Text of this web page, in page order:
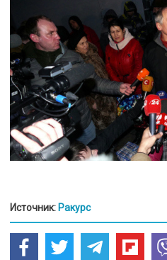
Источник: Ракурс